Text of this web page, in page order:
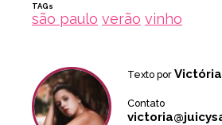
TAGs
são paulo verão vinho
Texto por
Contato